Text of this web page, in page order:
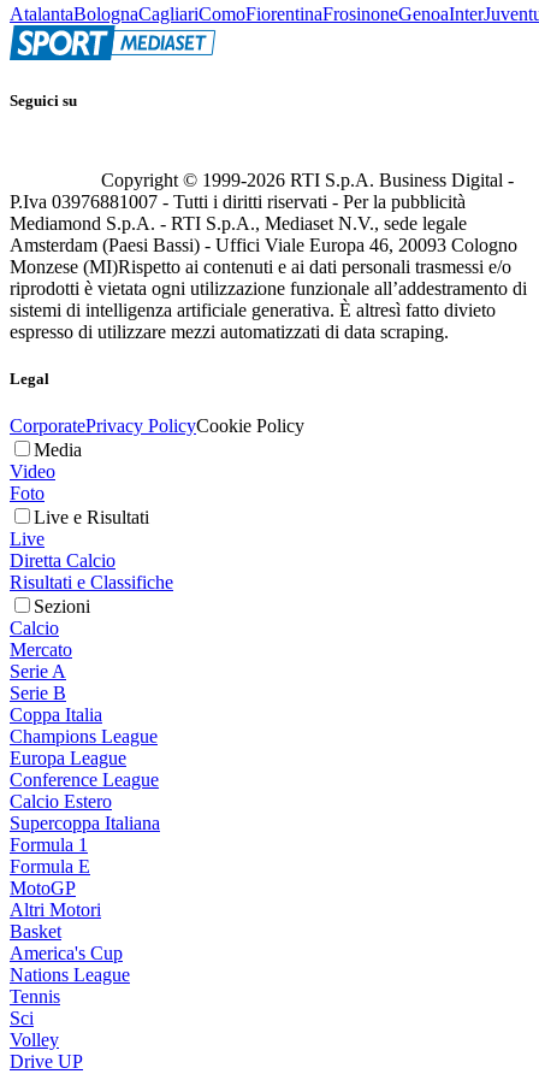
AtalantaBolognaCagliariComoFiorentinaFrosinoneGenoaInter
Seguici su
Copyright © 1999-2026 RTI S.p.A. Business Digital -
P.Iva 03976881007 - Tutti i diritti riservati - Per la pubblicità
Mediamond S.p.A. - RTI S.p.A., Mediaset N.V., sede legale
Amsterdam (Paesi Bassi) - Uffici Viale Europa 46, 20093 Cologno
Monzese (MI)Rispetto ai contenuti e ai dati personali trasmessi e/o
riprodotti è vietata ogni utilizzazione funzionale all’addestramento di
sistemi di intelligenza artificiale generativa. È altresì fatto divieto
espresso di utilizzare mezzi automatizzati di data scraping.
Legal
CorporatePrivacy PolicyCookie Policy
Media
Video
Foto
Live e Risultati
Live
Diretta Calcio
Risultati e Classifiche
Sezioni
Calcio
Mercato
Serie A
Serie B
Coppa Italia
Champions League
Europa League
Conference League
Calcio Estero
Supercoppa Italiana
Formula 1
Formula E
MotoGP
Altri Motori
Basket
America's Cup
Nations League
Tennis
Sci
Volley
Drive UP